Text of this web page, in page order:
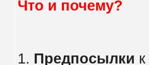
Что и почему?
1. Предпосылки